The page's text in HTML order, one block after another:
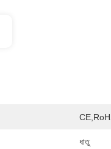
ধাতু